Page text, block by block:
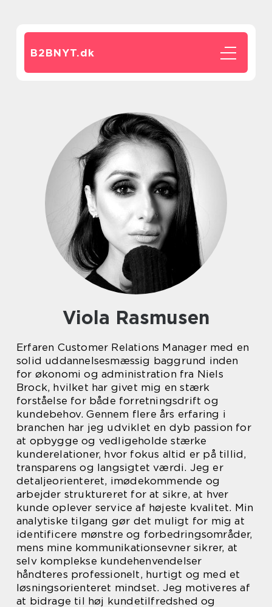
B2BNYT.dk
Viola Rasmusen
Erfaren Customer Relations Manager med en
solid uddannelsesmæssig baggrund inden
for økonomi og administration fra Niels
Brock, hvilket har givet mig en stærk
forståelse for både forretningsdrift og
kundebehov. Gennem flere års erfaring i
branchen har jeg udviklet en dyb passion for
at opbygge og vedligeholde stærke
kunderelationer, hvor fokus altid er på tillid,
transparens og langsigtet værdi. Jeg er
detaljeorienteret, imødekommende og
arbejder struktureret for at sikre, at hver
kunde oplever service af højeste kvalitet. Min
analytiske tilgang gør det muligt for mig at
identificere mønstre og forbedringsområder,
mens mine kommunikationsevner sikrer, at
selv komplekse kundehenvendelser
håndteres professionelt, hurtigt og med et
løsningsorienteret mindset. Jeg motiveres af
at bidrage til høj kundetilfredshed og